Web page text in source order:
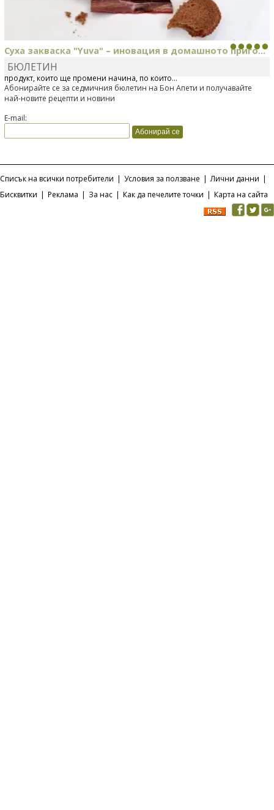
Суха закваска "Yuva" – иновация в домашното приго...
Отскоро Лесафр България стартира предлагането на изцяло нов
продукт, който ще промени начина, по който...
БЮЛЕТИН
Абонирайте се за седмичния бюлетин на Бон Апети и получавайте
най-новите рецепти и новини
E-mail:
Списък на всички потребители | Условия за ползване | Лични данни |
Бисквитки | Реклама | За нас | Как да печелите точки | Карта на сайта